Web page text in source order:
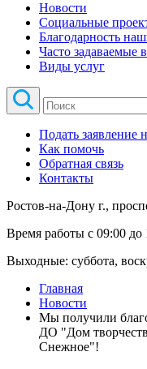
Новости
Социальные
Благодарность
Часто задаваемые
Виды услуг
Подать заявление
Как помочь
Обратная связь
Контакты
Ростов-на-Дону г.,
Время работы с 09:00 до
Выходные: суббота,
Главная
Новости
Мы получили
ДО "Дом
Снежное"!